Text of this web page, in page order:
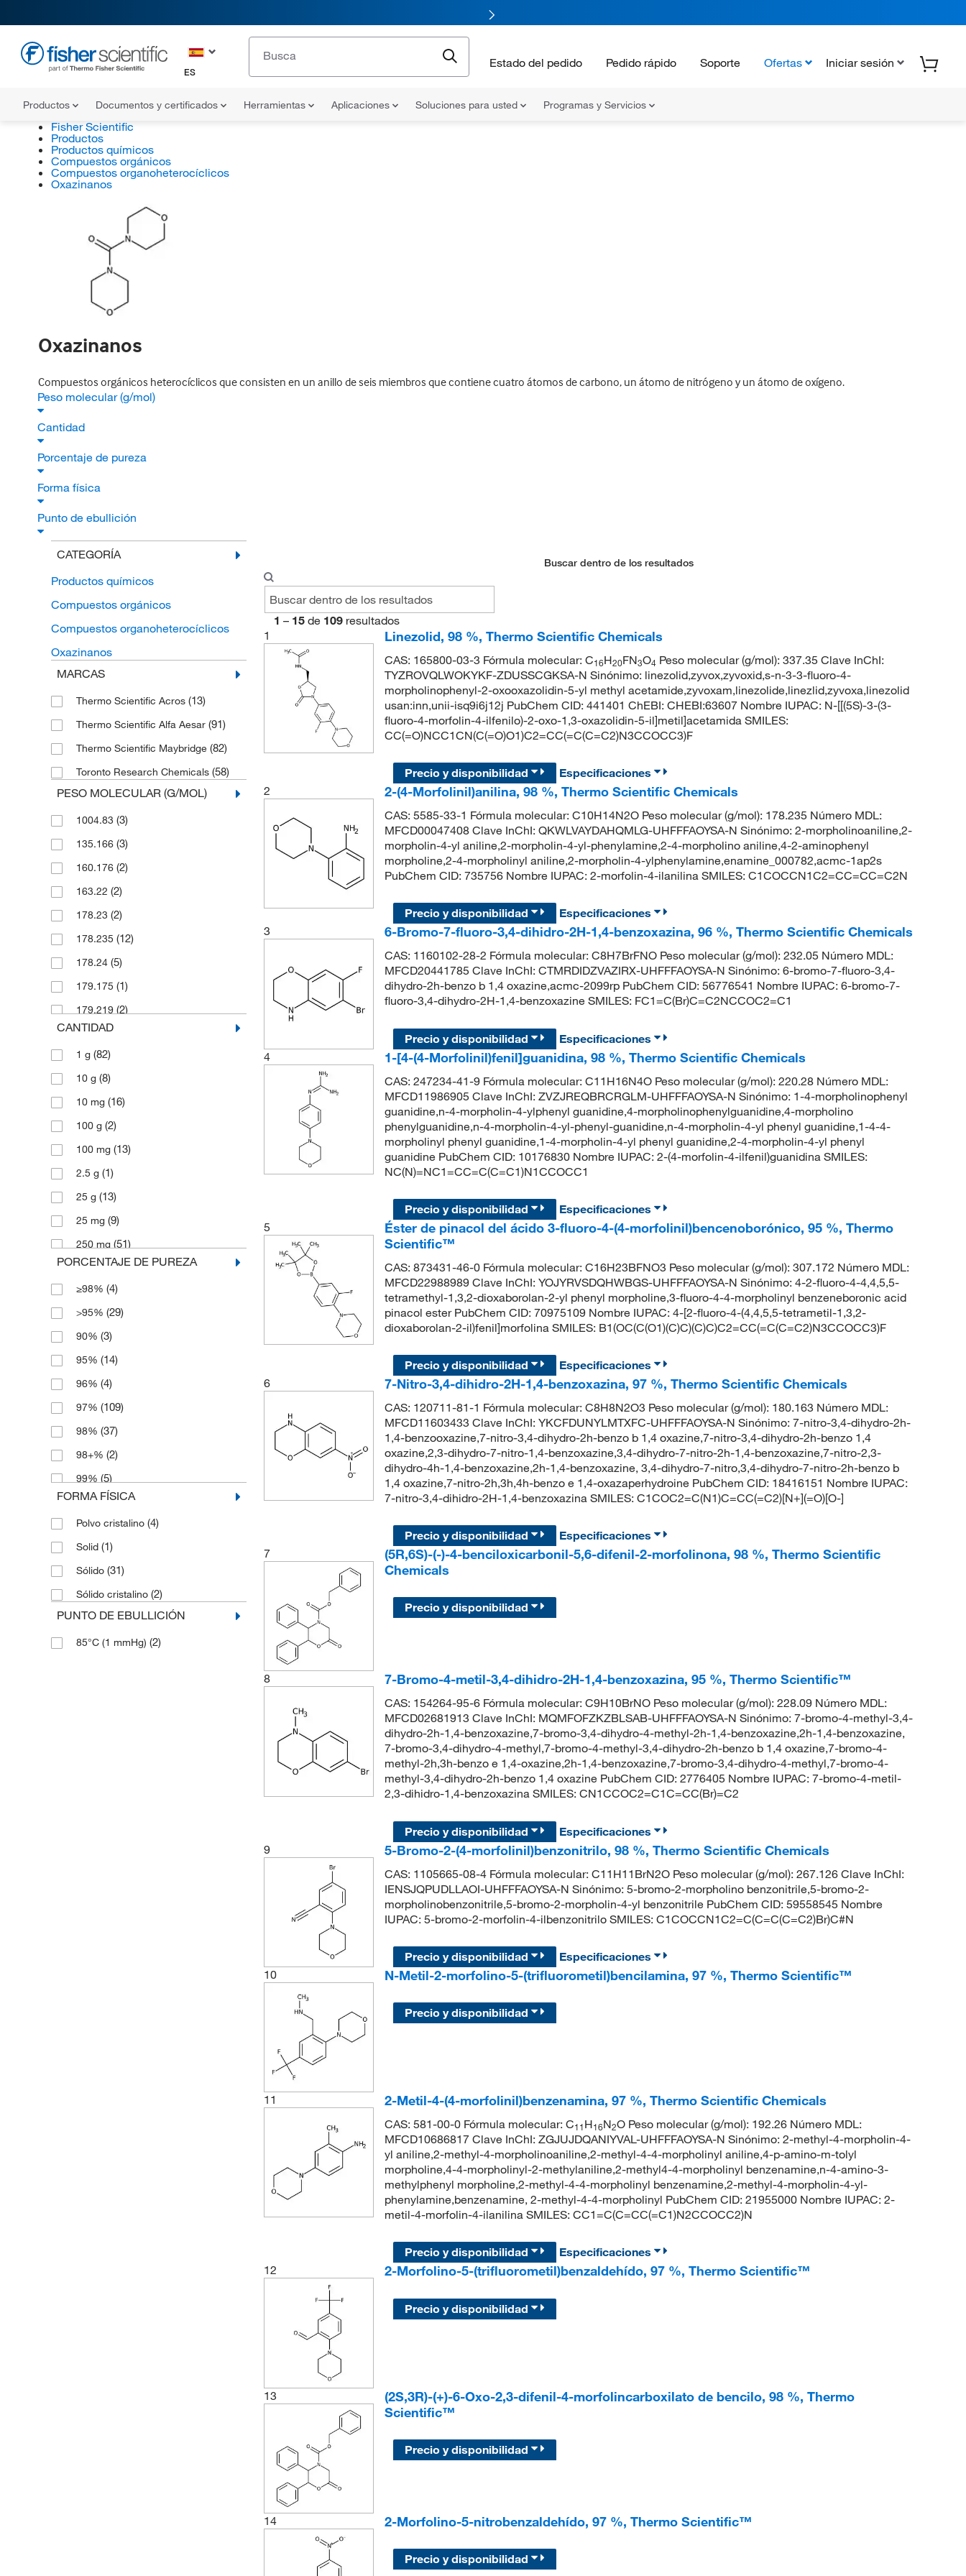
ES
Estado del pedido Pedido rápido Soporte Ofertas Iniciar sesión
Productos Documentos y certificados Herramientas Aplicaciones Soluciones para usted Programas y Servicios
Fisher Scientific
Productos
Productos químicos
Compuestos orgánicos
Compuestos organoheterocíclicos
Oxazinanos
Oxazinanos
Compuestos orgánicos heterocíclicos que consisten en un anillo de seis miembros que contiene cuatro átomos de carbono, un átomo de nitrógeno y un átomo de oxígeno.
Peso molecular (g/mol)
Cantidad
Porcentaje de pureza
Forma física
Punto de ebullición
CATEGORÍA
Productos químicos
Compuestos orgánicos
Compuestos organoheterocíclicos
Oxazinanos
MARCAS
Thermo Scientific Acros (13)
Thermo Scientific Alfa Aesar (91)
Thermo Scientific Maybridge (82)
Toronto Research Chemicals (58)
PESO MOLECULAR (G/MOL)
1004.83 (3)
135.166 (3)
160.176 (2)
163.22 (2)
178.23 (2)
178.235 (12)
178.24 (5)
179.175 (1)
179.219 (2)
179.22(6)
180.163
188.23(4)
191.23(6)
191.274(2)
192.26(5)
193.202
193.25(8)
195.237(2)
199.68(2)
(3)
207.229(3)
208.217(3)
211.689
214.062(4)
220.28(3)
220.29(3)
222.31(3)
224.216(3)
226.207(3)
(2)
228.09(2)
232.05(2)
235.046(4)
236.227(1)
CANTIDAD
1 g (82)
10 g (8)
10 mg (16)
100 g (2)
100 mg (13)
2.5 g (1)
25 g (13)
25 mg (9)
250 mg (51)
5 g(35)
5 mg(4)
50 g(1)
50 mg(8)
500 mg(1)
PORCENTAJE DE PUREZA
≥98% (4)
>95% (29)
90% (3)
95% (14)
96% (4)
97% (109)
98% (37)
98+% (2)
99% (5)
FORMA FÍSICA
Polvo cristalino (4)
Solid (1)
Sólido (31)
Sólido cristalino (2)
PUNTO DE EBULLICIÓN
85°C (1 mmHg) (2)
Buscar dentro de los resultados
1 – 15 de 109 resultados
1
Linezolid, 98 %, Thermo Scientific Chemicals
CAS: 165800-03-3 Fórmula molecular: C16H20FN3O4 Peso molecular (g/mol): 337.35 Clave InChI:
TYZROVQLWOKYKF-ZDUSSCGKSA-N Sinónimo: linezolid,zyvox,zyvoxid,s-n-3-3-fluoro-4-
morpholinophenyl-2-oxooxazolidin-5-yl methyl acetamide,zyvoxam,linezolide,linezlid,zyvoxa,linezolid
usan:inn,unii-isq9i6j12j PubChem CID: 441401 ChEBI: CHEBI:63607 Nombre IUPAC: N-[[(5S)-3-(3-
fluoro-4-morfolin-4-ilfenilo)-2-oxo-1,3-oxazolidin-5-il]metil]acetamida SMILES:
CC(=O)NCC1CN(C(=O)O1)C2=CC(=C(C=C2)N3CCOCC3)F
Precio y disponibilidad
Especificaciones
2
2-(4-Morfolinil)anilina, 98 %, Thermo Scientific Chemicals
CAS: 5585-33-1 Fórmula molecular: C10H14N2O Peso molecular (g/mol): 178.235 Número MDL:
MFCD00047408 Clave InChI: QKWLVAYDAHQMLG-UHFFFAOYSA-N Sinónimo: 2-morpholinoaniline,2-
morpholin-4-yl aniline,2-morpholin-4-yl-phenylamine,2-4-morpholino aniline,4-2-aminophenyl
morpholine,2-4-morpholinyl aniline,2-morpholin-4-ylphenylamine,enamine_000782,acmc-1ap2s
PubChem CID: 735756 Nombre IUPAC: 2-morfolin-4-ilanilina SMILES: C1COCCN1C2=CC=CC=C2N
Precio y disponibilidad
Especificaciones
3
6-Bromo-7-fluoro-3,4-dihidro-2H-1,4-benzoxazina, 96 %, Thermo Scientific Chemicals
CAS: 1160102-28-2 Fórmula molecular: C8H7BrFNO Peso molecular (g/mol): 232.05 Número MDL:
MFCD20441785 Clave InChI: CTMRDIDZVAZIRX-UHFFFAOYSA-N Sinónimo: 6-bromo-7-fluoro-3,4-
dihydro-2h-benzo b 1,4 oxazine,acmc-2099rp PubChem CID: 56776541 Nombre IUPAC: 6-bromo-7-
fluoro-3,4-dihydro-2H-1,4-benzoxazine SMILES: FC1=C(Br)C=C2NCCOC2=C1
Precio y disponibilidad
Especificaciones
4
1-[4-(4-Morfolinil)fenil]guanidina, 98 %, Thermo Scientific Chemicals
CAS: 247234-41-9 Fórmula molecular: C11H16N4O Peso molecular (g/mol): 220.28 Número MDL:
MFCD11986905 Clave InChI: ZVZJREQBRCRGLM-UHFFFAOYSA-N Sinónimo: 1-4-morpholinophenyl
guanidine,n-4-morpholin-4-ylphenyl guanidine,4-morpholinophenylguanidine,4-morpholino
phenylguanidine,n-4-morpholin-4-yl-phenyl-guanidine,n-4-morpholin-4-yl phenyl guanidine,1-4-4-
morpholinyl phenyl guanidine,1-4-morpholin-4-yl phenyl guanidine,2-4-morpholin-4-yl phenyl
guanidine PubChem CID: 10176830 Nombre IUPAC: 2-(4-morfolin-4-ilfenil)guanidina SMILES:
NC(N)=NC1=CC=C(C=C1)N1CCOCC1
Precio y disponibilidad
Especificaciones
5
Éster de pinacol del ácido 3-fluoro-4-(4-morfolinil)bencenoborónico, 95 %, Thermo
Scientific™
CAS: 873431-46-0 Fórmula molecular: C16H23BFNO3 Peso molecular (g/mol): 307.172 Número MDL:
MFCD22988989 Clave InChI: YOJYRVSDQHWBGS-UHFFFAOYSA-N Sinónimo: 4-2-fluoro-4-4,4,5,5-
tetramethyl-1,3,2-dioxaborolan-2-yl phenyl morpholine,3-fluoro-4-4-morpholinyl benzeneboronic acid
pinacol ester PubChem CID: 70975109 Nombre IUPAC: 4-[2-fluoro-4-(4,4,5,5-tetrametil-1,3,2-
dioxaborolan-2-il)fenil]morfolina SMILES: B1(OC(C(O1)(C)C)(C)C)C2=CC(=C(C=C2)N3CCOCC3)F
Precio y disponibilidad
Especificaciones
6
7-Nitro-3,4-dihidro-2H-1,4-benzoxazina, 97 %, Thermo Scientific Chemicals
CAS: 120711-81-1 Fórmula molecular: C8H8N2O3 Peso molecular (g/mol): 180.163 Número MDL:
MFCD11603433 Clave InChI: YKCFDUNYLMTXFC-UHFFFAOYSA-N Sinónimo: 7-nitro-3,4-dihydro-2h-
1,4-benzooxazine,7-nitro-3,4-dihydro-2h-benzo b 1,4 oxazine,7-nitro-3,4-dihydro-2h-benzo 1,4
oxazine,2,3-dihydro-7-nitro-1,4-benzoxazine,3,4-dihydro-7-nitro-2h-1,4-benzoxazine,7-nitro-2,3-
dihydro-4h-1,4-benzoxazine,2h-1,4-benzoxazine, 3,4-dihydro-7-nitro,3,4-dihydro-7-nitro-2h-benzo b
1,4 oxazine,7-nitro-2h,3h,4h-benzo e 1,4-oxazaperhydroine PubChem CID: 18416151 Nombre IUPAC:
7-nitro-3,4-dihidro-2H-1,4-benzoxazina SMILES: C1COC2=C(N1)C=CC(=C2)[N+](=O)[O-]
Precio y disponibilidad
Especificaciones
7
(5R,6S)-(-)-4-benciloxicarbonil-5,6-difenil-2-morfolinona, 98 %, Thermo Scientific
Chemicals
Precio y disponibilidad
8 7-Bromo-4-metil-3,4-dihidro-2H-1,4-benzoxazina, 95 %, Thermo Scientific™
CAS: 154264-95-6 Fórmula molecular: C9H10BrNO Peso molecular (g/mol): 228.09 Número MDL:
MFCD02681913 Clave InChI: MQMFOFZKZBLSAB-UHFFFAOYSA-N Sinónimo: 7-bromo-4-methyl-3,4-
dihydro-2h-1,4-benzoxazine,7-bromo-3,4-dihydro-4-methyl-2h-1,4-benzoxazine,2h-1,4-benzoxazine,
7-bromo-3,4-dihydro-4-methyl,7-bromo-4-methyl-3,4-dihydro-2h-benzo b 1,4 oxazine,7-bromo-4-
methyl-2h,3h-benzo e 1,4-oxazine,2h-1,4-benzoxazine,7-bromo-3,4-dihydro-4-methyl,7-bromo-4-
methyl-3,4-dihydro-2h-benzo 1,4 oxazine PubChem CID: 2776405 Nombre IUPAC: 7-bromo-4-metil-
2,3-dihidro-1,4-benzoxazina SMILES: CN1CCOC2=C1C=CC(Br)=C2
Precio y disponibilidad
Especificaciones
9
5-Bromo-2-(4-morfolinil)benzonitrilo, 98 %, Thermo Scientific Chemicals
CAS: 1105665-08-4 Fórmula molecular: C11H11BrN2O Peso molecular (g/mol): 267.126 Clave InChI:
IENSJQPUDLLAOI-UHFFFAOYSA-N Sinónimo: 5-bromo-2-morpholino benzonitrile,5-bromo-2-
morpholinobenzonitrile,5-bromo-2-morpholin-4-yl benzonitrile PubChem CID: 59558545 Nombre
IUPAC: 5-bromo-2-morfolin-4-ilbenzonitrilo SMILES: C1COCCN1C2=C(C=C(C=C2)Br)C#N
Precio y disponibilidad
Especificaciones
10
N-Metil-2-morfolino-5-(trifluorometil)bencilamina, 97 %, Thermo Scientific™
Precio y disponibilidad
11 2-Metil-4-(4-morfolinil)benzenamina, 97 %, Thermo Scientific Chemicals
CAS: 581-00-0 Fórmula molecular: C11H16N2O Peso molecular (g/mol): 192.26 Número MDL:
MFCD10686817 Clave InChI: ZGJUJDQANIYVAL-UHFFFAOYSA-N Sinónimo: 2-methyl-4-morpholin-4-
yl aniline,2-methyl-4-morpholinoaniline,2-methyl-4-4-morpholinyl aniline,4-p-amino-m-tolyl
morpholine,4-4-morpholinyl-2-methylaniline,2-methyl4-4-morpholinyl benzenamine,n-4-amino-3-
methylphenyl morpholine,2-methyl-4-4-morpholinyl benzenamine,2-methyl-4-morpholin-4-yl-
phenylamine,benzenamine, 2-methyl-4-4-morpholinyl PubChem CID: 21955000 Nombre IUPAC: 2-
metil-4-morfolin-4-ilanilina SMILES: CC1=C(C=CC(=C1)N2CCOCC2)N
Precio y disponibilidad
Especificaciones
12
2-Morfolino-5-(trifluorometil)benzaldehído, 97 %, Thermo Scientific™
Precio y disponibilidad
13
(2S,3R)-(+)-6-Oxo-2,3-difenil-4-morfolincarboxilato de bencilo, 98 %, Thermo
Scientific™
Precio y disponibilidad
14 2-Morfolino-5-nitrobenzaldehído, 97 %, Thermo Scientific™
Precio y disponibilidad